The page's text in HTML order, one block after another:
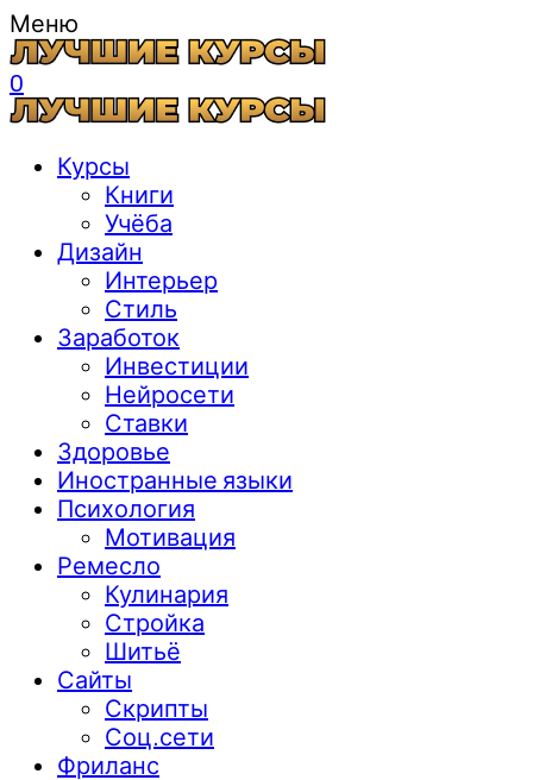
Меню
0
Курсы
Книги
Учёба
Дизайн
Интерьер
Стиль
Заработок
Инвестиции
Нейросети
Ставки
Здоровье
Иностранные языки
Психология
Мотивация
Ремесло
Кулинария
Стройка
Шитьё
Сайты
Скрипты
Соц.сети
Фриланс